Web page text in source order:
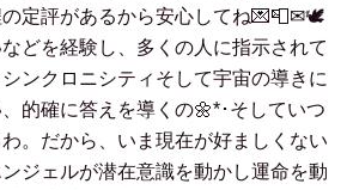
定評があるから安心してね💌📮✉🕊‪‪
どを経験し、多くの人に指示されて
ンクロニシティそして宇宙の導きに
的確に答えを導くの🌼*･そしていつ
。だから、いま現在が好ましくない
ジェルが潜在意識を動かし運命を動